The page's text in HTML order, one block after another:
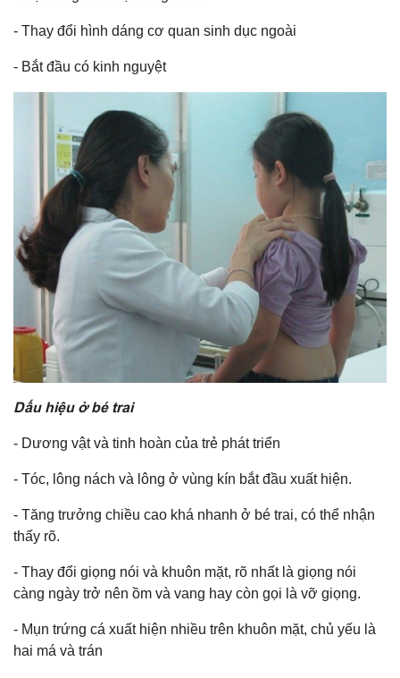
- Thay đổi hình dáng cơ quan sinh dục ngoài
- Bắt đầu có kinh nguyệt
Dấu hiệu ở bé trai
- Dương vật và tinh hoàn của trẻ phát triển
- Tóc, lông nách và lông ở vùng kín bắt đầu xuất hiện.
- Tăng trưởng chiều cao khá nhanh ở bé trai, có thể nhận
thấy rõ.
- Thay đổi giọng nói và khuôn mặt, rõ nhất là giọng nói
càng ngày trở nên ồm và vang hay còn gọi là vỡ giọng.
- Mụn trứng cá xuất hiện nhiều trên khuôn mặt, chủ yếu là
hai má và trán